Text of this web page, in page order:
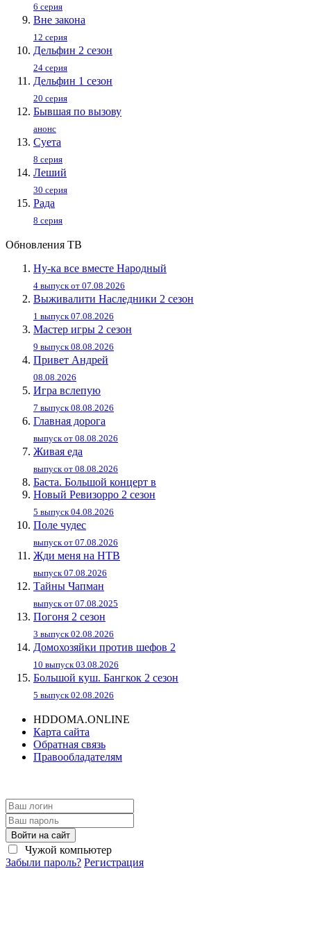
6 серия
Вне закона
12 серия
Дельфин 2 сезон
24 серия
Дельфин 1 сезон
20 серия
Бывшая по вызову
анонс
Суета
8 серия
Леший
30 серия
Рада
8 серия
Обновления ТВ
Ну-ка все вместе Народный
4 выпуск от 07.08.2026
Выживалити Наследники 2 сезон
1 выпуск 07.08.2026
Мастер игры 2 сезон
9 выпуск 08.08.2026
Привет Андpей
08.08.2026
Игра вслепую
7 выпуск 08.08.2026
Главная дорога
выпуск от 08.08.2026
Живaя eдa
выпуск от 08.08.2026
Баста. Большой концерт в
Новый Ревизорро 2 сезон
5 выпуск 04.08.2026
Поле чудес
выпуск от 07.08.2026
Жди меня на НТВ
выпуск 07.08.2026
Тайны Чапман
выпуск от 07.08.2025
Погоня 2 сезон
3 выпуск 02.08.2026
Домохозяйки против шефов 2
10 выпуск 03.08.2026
Большой куш. Бангкок 2 сезон
5 выпуск 02.08.2026
HDDOMA.ONLINE
Карта сайта
Обратная связь
Правообладателям
Войти на сайт
Чужой компьютер
Забыли пароль? Регистрация